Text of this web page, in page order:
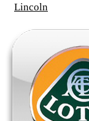
Lincoln